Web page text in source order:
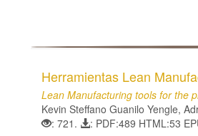
Herramientas Lean
Lean Manufacturing tools for the
Kevin Steffano Guanilo Yengle,
: 721.
: PDF:489 HTML:53